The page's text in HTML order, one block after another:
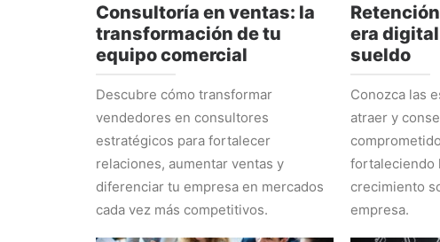
Consultoría en ventas: la
transformación de tu
equipo comercial
Descubre cómo transformar
vendedores en consultores
estratégicos para fortalecer
relaciones, aumentar ventas y
diferenciar tu empresa en mercados
cada vez más competitivos.
era
sueldo
Conozca las
atraer y
fortaleciendo
crecimiento
empresa.